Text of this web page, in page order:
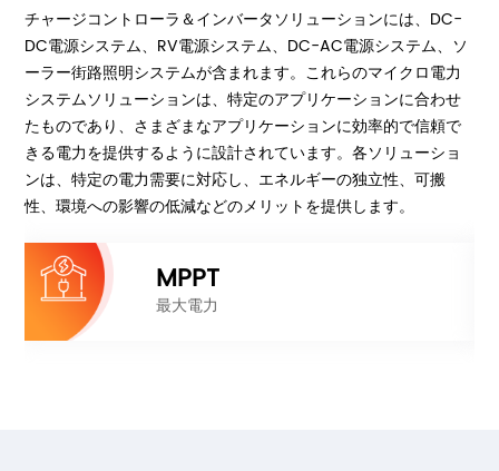
チャージコントローラ＆インバータソリューションには、DC-
DC電源システム、RV電源システム、DC-AC電源システム、ソ
ーラー街路照明システムが含まれます。これらのマイクロ電力
システムソリューションは、特定のアプリケーションに合わせ
たものであり、さまざまなアプリケーションに効率的で信頼で
きる電力を提供するように設計されています。各ソリューショ
ンは、特定の電力需要に対応し、エネルギーの独立性、可搬
性、環境への影響の低減などのメリットを提供します。
MPPT
最大電力